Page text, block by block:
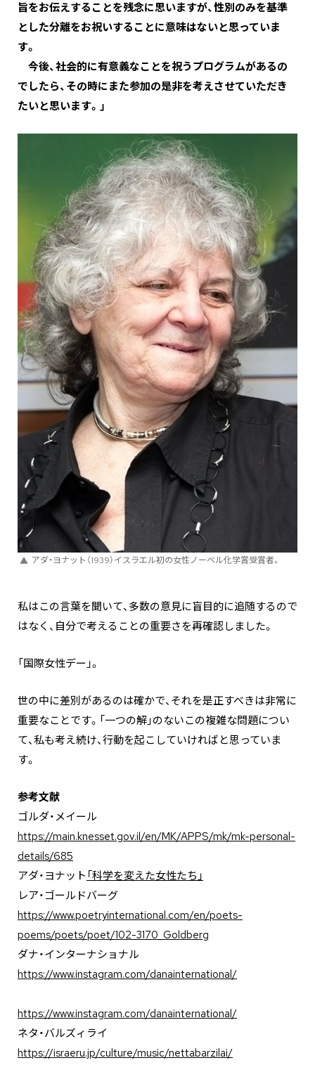
旨をお伝えすることを残念に思いますが、性別のみを基準
とした分離をお祝いすることに意味はないと思っていま
す。
今後、社会的に有意義なことを祝うプログラムがあるの
でしたら、その時にまた参加の是非を考えさせていただき
たいと思います。」
アダ・ヨナット（1939）イスラエル初の女性ノーベル化学賞受賞者。
私はこの言葉を聞いて、多数の意見に盲目的に追随するので
はなく、自分で考えることの重要さを再確認しました。
「国際女性デー」。
世の中に差別があるのは確かで、それを是正すべきは非常に
重要なことです。「一つの解」のないこの複雑な問題につい
て、私も考え続け、行動を起こしていければと思っていま
す。
参考文献
ゴルダ・メイール
https://main.knesset.gov.il/en/MK/APPS/mk/mk-personal-
details/685
アダ・ヨナット 「科学を変えた女性たち」
レア・ゴールドバーグ
https://www.poetryinternational.com/en/poets-
poems/poets/poet/102-3170_Goldberg
ダナ・インターナショナル
https://www.instagram.com/danainternational/
https://www.instagram.com/danainternational/
ネタ・バルズィライ
https://israeru.jp/culture/music/nettabarzilai/